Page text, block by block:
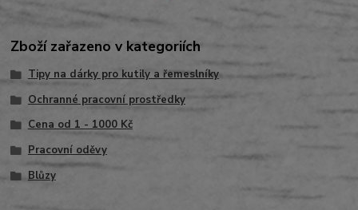
Zboží zařazeno v kategoriích
Tipy na dárky pro kutily a řemeslníky
Ochranné pracovní prostředky
Cena od 1 - 1000 Kč
Pracovní oděvy
Blůzy